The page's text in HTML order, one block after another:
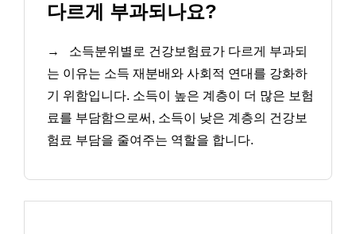
다르게 부과되나요?
→
소득분위별로 건강보험료가 다르게 부과되
는 이유는 소득 재분배와 사회적 연대를 강화하
기 위함입니다. 소득이 높은 계층이 더 많은 보험
료를 부담함으로써, 소득이 낮은 계층의 건강보
험료 부담을 줄여주는 역할을 합니다.